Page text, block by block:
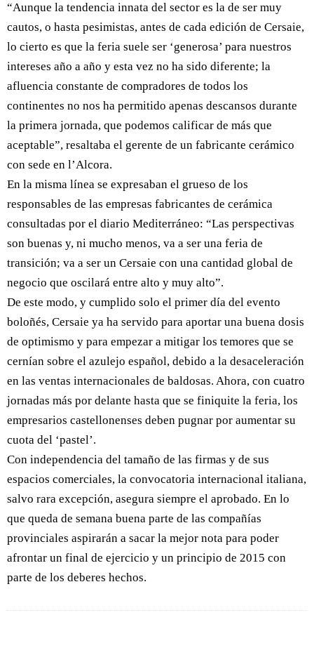
“Aunque la tendencia innata del sector es la de ser muy
cautos, o hasta pesimistas, antes de cada edición de Cersaie,
lo cierto es que la feria suele ser ‘generosa’ para nuestros
intereses año a año y esta vez no ha sido diferente; la
afluencia constante de compradores de todos los
continentes no nos ha permitido apenas descansos durante
la primera jornada, que podemos calificar de más que
aceptable”, resaltaba el gerente de un fabricante cerámico
con sede en l’Alcora.
En la misma línea se expresaban el grueso de los
responsables de las empresas fabricantes de cerámica
consultadas por el diario Mediterráneo: “Las perspectivas
son buenas y, ni mucho menos, va a ser una feria de
transición; va a ser un Cersaie con una cantidad global de
negocio que oscilará entre alto y muy alto”.
De este modo, y cumplido solo el primer día del evento
boloñés, Cersaie ya ha servido para aportar una buena dosis
de optimismo y para empezar a mitigar los temores que se
cernían sobre el azulejo español, debido a la desaceleración
en las ventas internacionales de baldosas. Ahora, con cuatro
jornadas más por delante hasta que se finiquite la feria, los
empresarios castellonenses deben pugnar por aumentar su
cuota del ‘pastel’.
Con independencia del tamaño de las firmas y de sus
espacios comerciales, la convocatoria internacional italiana,
salvo rara excepción, asegura siempre el aprobado. En lo
que queda de semana buena parte de las compañías
provinciales aspirarán a sacar la mejor nota para poder
afrontar un final de ejercicio y un principio de 2015 con
parte de los deberes hechos.